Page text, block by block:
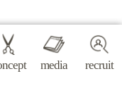
media recruit